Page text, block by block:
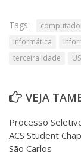
Tags:
informática
terceira idade
VEJA
Processo
ACS Student
São Carlos